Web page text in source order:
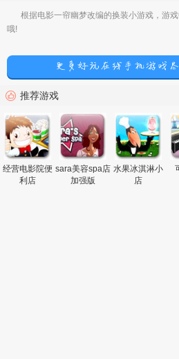
根据电影一帘幽梦改编的换装小游戏，游
哦!
推荐游戏
经营电影院便
利店
sara美容spa店
加强版
水果冰淇淋小
店